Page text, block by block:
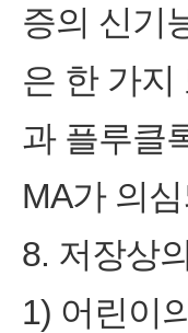
증의 신기
은 한 가지
과 플루클
MA가 의
8. 저장상
1) 어린이